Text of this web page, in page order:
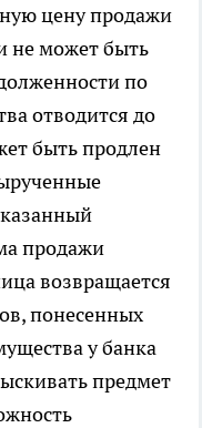
цену продажи
не может быть
по
отводится до
быть продлен
продажи
возвращается
понесенных
у банка
предмет